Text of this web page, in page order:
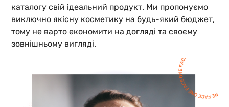
каталогу свій ідеальний продукт. Ми пропонуємо
виключно якісну косметику на будь-який бюджет,
тому не варто економити на догляді та своєму
зовнішньому вигляді.